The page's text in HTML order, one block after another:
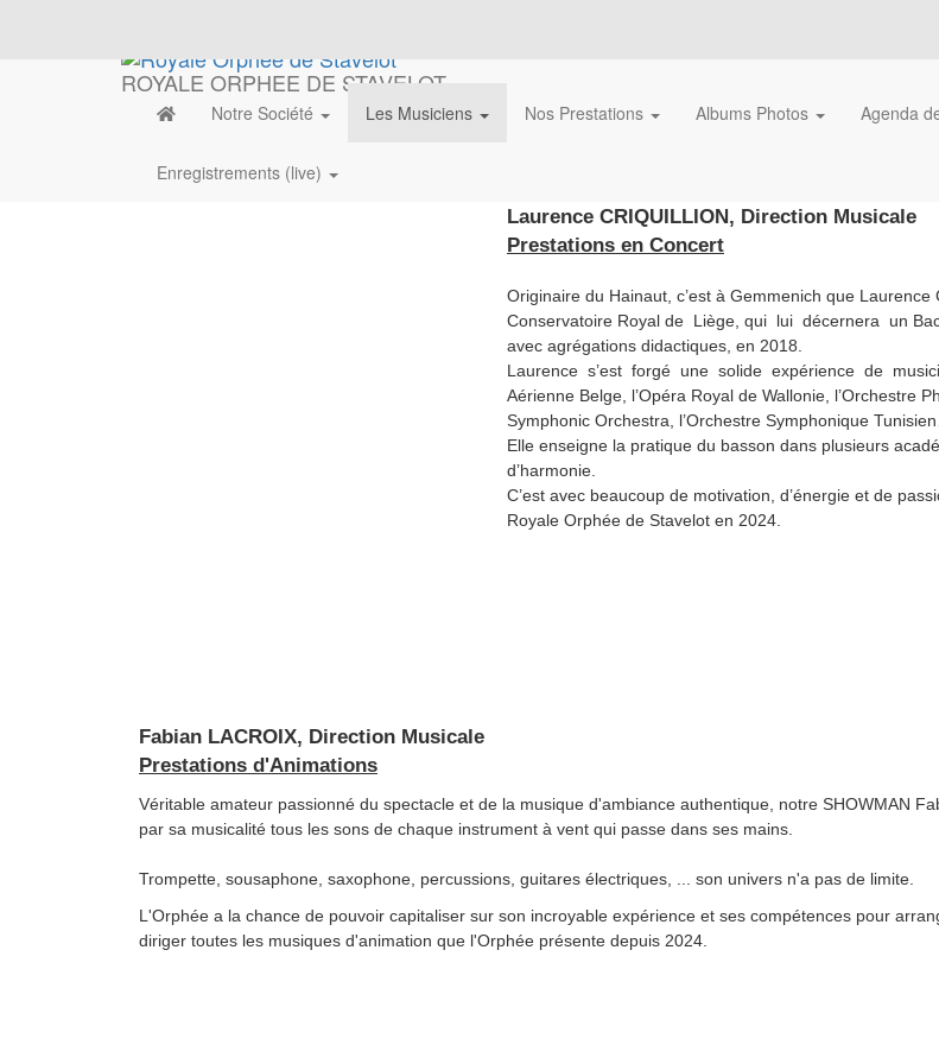
ROYALE ORPHEE DE STAVELOT
Notre Société Les Musiciens Nos Prestations Albums Photos Agenda
Enregistrements (live)
Laurence CRIQUILLION, Direction Musicale
Prestations en Concert
Originaire du Hainaut, c’est à Gemmenich que
Conservatoire Royal de Liège, qui lui décernera un
avec agrégations didactiques, en 2018.
Laurence s’est forgé une solide expérience de
Aérienne Belge, l’Opéra Royal de Wallonie, l’Orchestre
Symphonic Orchestra, l’Orchestre Symphonique
Elle enseigne la pratique du basson dans plusieurs
d’harmonie.
C’est avec beaucoup de motivation, d’énergie et de
Royale Orphée de Stavelot en 2024.
Fabian LACROIX, Direction Musicale
Prestations d'Animations
Véritable amateur passionné du spectacle et de la musique d'ambiance authentique, notre SHOWMAN
par sa musicalité tous les sons de chaque instrument à vent qui passe dans ses mains.
Trompette, sousaphone, saxophone, percussions, guitares électriques, ... son univers n'a pas de limite.
L'Orphée a la chance de pouvoir capitaliser sur son incroyable expérience et ses compétences pour
diriger toutes les musiques d'animation que l'Orphée présente depuis 2024.